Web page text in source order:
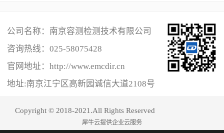
公司名称：南京容测检测技术有限公司
咨询热线： 025-58075428
官网地址：http://www.emcdir.cn
地址:南京江宁区高新园诚信大道2108号
Copyright © 2018-2021.All Rights Reserved
犀牛云提供企业云服务